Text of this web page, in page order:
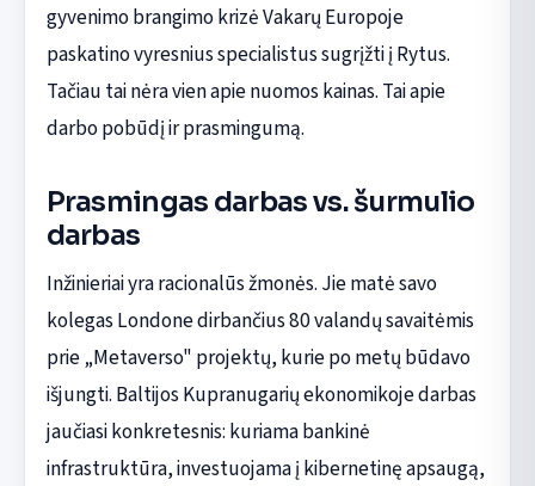
gyvenimo brangimo krizė Vakarų Europoje
paskatino vyresnius specialistus sugrįžti į Rytus.
Tačiau tai nėra vien apie nuomos kainas. Tai apie
darbo pobūdį ir prasmingumą.
Prasmingas darbas vs. šurmulio
darbas
Inžinieriai yra racionalūs žmonės. Jie matė savo
kolegas Londone dirbančius 80 valandų savaitėmis
prie „Metaverso" projektų, kurie po metų būdavo
išjungti. Baltijos Kupranugarių ekonomikoje darbas
jaučiasi konkretesnis: kuriama bankinė
infrastruktūra, investuojama į kibernetinę apsaugą,